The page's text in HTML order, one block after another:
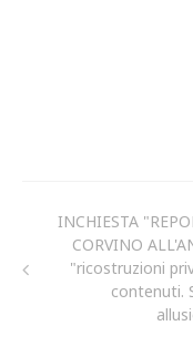
INCHIESTA
CORVINO
"ricostruzioni
contenuti.